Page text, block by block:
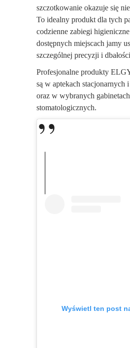
szczotkowanie okazuje się
To idealny produkt dla tych
codzienne zabiegi
dostępnych miejscach jamy
szczególnej precyzji i
Profesjonalne produkty
są w aptekach stacjonarnych
oraz w wybranych gabinetach
stomatologicznych.
Wyświetl ten post